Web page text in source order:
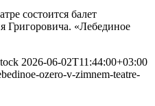
состоится балет
Григоровича. «Лебединое
2026-06-02T11:44:00+03:00
ozero-v-zimnem-teatre-